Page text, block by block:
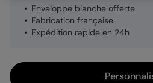
Enveloppe blanche offerte
Fabrication française
Expédition rapide en 24h